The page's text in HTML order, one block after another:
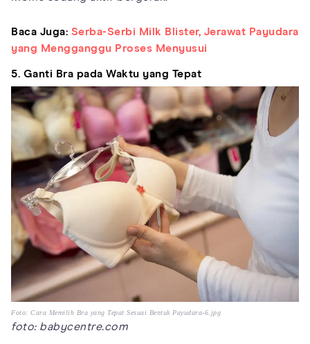
Baca Juga: Serba-Serbi Milk Blister, Jerawat Payudara
yang Mengganggu Proses Menyusui
5. Ganti Bra pada Waktu yang Tepat
Foto: Cara Memilih Bra yang Tepat Sesuai Bentuk Payudara-6.jpg
foto: babycentre.com